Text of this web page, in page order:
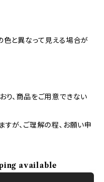
色と異なって見える場合が
り、商品をご用意できない
が、ご理解の程、お願い申
available